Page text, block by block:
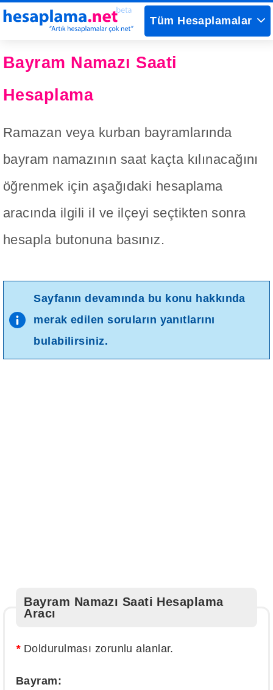
Bayram Namazı Saati
Hesaplama
Ramazan veya kurban bayramlarında
bayram namazının saat kaçta kılınacağını
öğrenmek için aşağıdaki hesaplama
aracında ilgili il ve ilçeyi seçtikten sonra
hesapla butonuna basınız.
Sayfanın devamında bu konu hakkında
merak edilen soruların yanıtlarını
bulabilirsiniz.
Bayram Namazı Saati Hesaplama
Aracı
*Doldurulması zorunlu alanlar.
Bayram:
Tüm Hesaplamalar